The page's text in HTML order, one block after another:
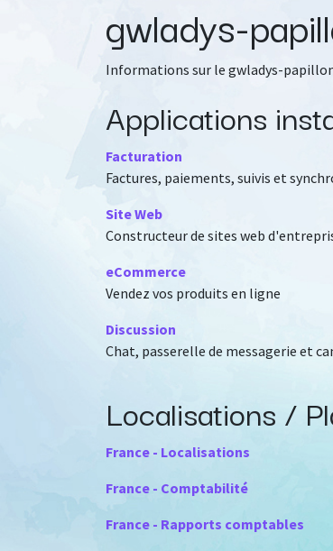
gwladys-
Informations sur le gwladys-
Applications
Facturation
Factures, paiements, suivis et
Site Web
Constructeur de sites web
eCommerce
Vendez vos produits en ligne
Discussion
Chat, passerelle de messagerie et
Localisations /
France - Localisations
France - Comptabilité
France - Rapports comptables